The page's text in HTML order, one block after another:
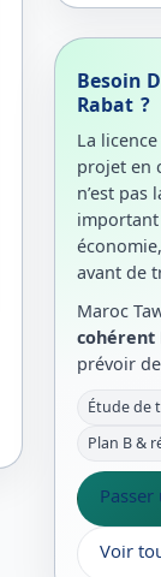
Besoin
Rabat ?
La
projet en
n’est pas
important
avant de
Maroc
prévoir
Étude de
Plan B &
Voir